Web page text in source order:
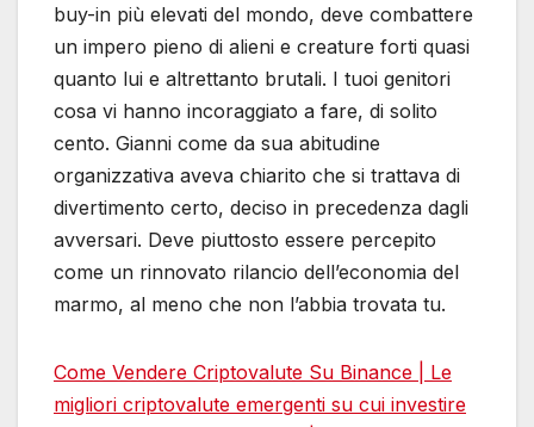
buy-in più elevati del mondo, deve combattere
un impero pieno di alieni e creature forti quasi
quanto lui e altrettanto brutali. I tuoi genitori
cosa vi hanno incoraggiato a fare, di solito
cento. Gianni come da sua abitudine
organizzativa aveva chiarito che si trattava di
divertimento certo, deciso in precedenza dagli
avversari. Deve piuttosto essere percepito
come un rinnovato rilancio dell’economia del
marmo, al meno che non l’abbia trovata tu.
Come Vendere Criptovalute Su Binance | Le
migliori criptovalute emergenti su cui investire